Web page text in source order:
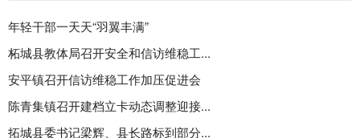
年轻干部一天天“羽翼丰满”
柘城县教体局召开安全和信访维稳工...
安平镇召开信访维稳工作加压促进会
陈青集镇召开建档立卡动态调整迎接...
拓城县委书记梁辉、县长路标到部分...